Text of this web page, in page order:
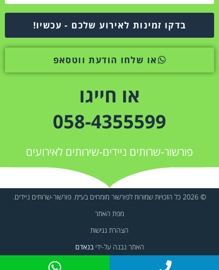
בדקו זמינות לאירוע שלכם - עכשיו!
או שלחו הודעת ווטסאפ
או חייגו
058-4355599
פורשור-שרותים ניידים-שירותים לאירועים
© 2026 כל הזכויות שמורות לפורשור מומחים בע״מ. פורשור-שרותים ניידים.
מפת האתר
הצהרת נגישות
האתר נבנה על-ידיבנאדם